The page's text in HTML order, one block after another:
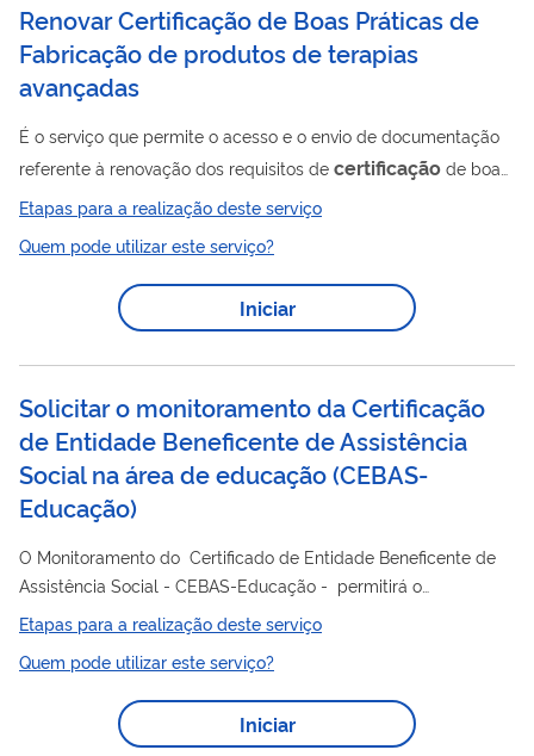
Renovar Certificação de Boas Práticas de
Fabricação de produtos de terapias
avançadas
É o serviço que permite o acesso e o envio de documentação
referente à renovação dos requisitos de certificação de boas
práticas de fabricação (CBPF) de produto de terapia avançada
no Brasil.
Etapas para a realização deste serviço
Quem pode utilizar este serviço?
Iniciar
Solicitar o monitoramento da Certificação
de Entidade Beneficente de Assistência
Social na área de educação(CEBAS-
Educação)
O Monitoramento do Certificado de Entidade Beneficente de
Assistência Social - CEBAS-Educação - permitirá o
acompanhamento/fiscalização das entidades durante o
período certificado, a fim de verificar se a instituição
permanece cumprindo os requisitos da
Etapas para a realização deste serviço
Quem pode utilizar este serviço?
Iniciar